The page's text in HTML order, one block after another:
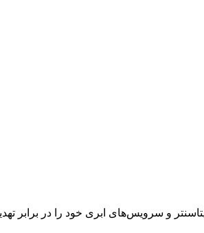
و سرویس‌های ابری خود را در برابر